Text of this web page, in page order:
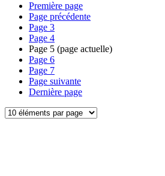
Première page
Page précédente
Page 3
Page 4
Page 5 (page actuelle)
Page 6
Page 7
Page suivante
Dernière page